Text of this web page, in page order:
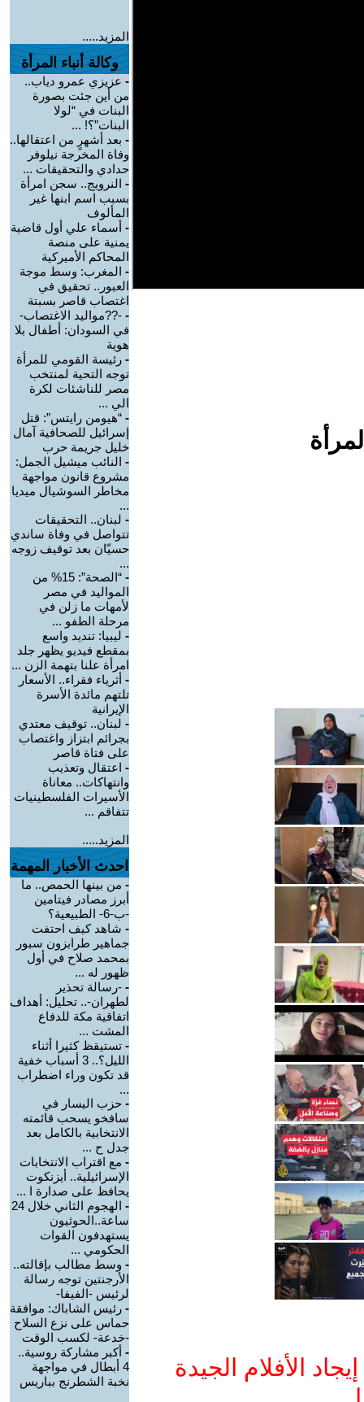
الأفلام الجيدة
المزيد.....
وكالة أنباء المرأة
- عزيزي عمرو دياب..
من أين جئت بصورة
البنات في “لولا
البنات”؟! ...
- بعد أشهرٍ من اعتقالها..
وفاة المخرجة نيلوفر
حدادي والتحقيقات ...
- النرويج.. سجن امرأة
بسبب اسم ابنها غير
المألوف
- أسماء علي أول قاضية
يمنية على منصة
المحاكم الأميركية
- المغرب: وسط موجة
العبور.. تحقيق في
اغتصاب قاصر بسبتة
- -??مواليد الاغتصاب-
في السودان: أطفال بلا
هوية
- رئيسة القومي للمرأة
توجه التحية لمنتخب
مصر للناشئات لكرة
الي ...
- “هيومن رايتس”: قتل
إسرائيل للصحافية آمال
خليل جريمة حرب
- النائب ميشيل الجمل:
مشروع قانون مواجهة
مخاطر السوشيال ميديا
...
- لبنان.. التحقيقات
تتواصل في وفاة ساندي
حسيّان بعد توقيف زوجه
...
-
“الصحة”: 15% من
المواليد في مصر
لأمهات ما زلن في
مرحلة الطفو ...
- ليبيا: تنديد واسع
بمقطع فيديو يظهر جلد
امرأة علنا بتهمة الزن ...
- أثرياء فقراء.. الأسعار
تلتهم مائدة الأسرة
الإيرانية
- لبنان.. توقيف معتدي
بجرائم ابتزاز واغتصاب
على فتاة قاصر
- اعتقال وتعذيب
وانتهاكات.. معاناة
الأسيرات الفلسطينيات
تتفاقم ...
المزيد.....
احدث الأخبار المهمة
- من بينها الحمص.. ما
أبرز مصادر فيتامين
-ب-6- الطبيعية؟
- شاهد كيف احتفت
جماهير طرابزون سبور
بمحمد صلاح في أول
ظهور له ...
- -رسالة تحذير
لطهران-.. تحليل: أهداف
اتفاقية مكة للدفاع
المشت ...
- تستيقظ كثيرا أثناء
الليل؟.. 3 أسباب خفية
قد تكون وراء اضطراب
...
- حزب اليسار في
سافخو يسحب قائمته
الانتخابية بالكامل بعد
جدل ح ...
- مع اقتراب الانتخابات
الإسرائيلية.. أيزنكوت
يحافظ على صدارة ا ...
-
الهجوم الثاني خلال 24
ساعة..الحوثيون
يستهدفون القوات
الحكومي ...
- وسط مطالب بإقالته..
الأرجنتين توجه رسالة
لرئيس -الفيفا-
- رئيس الشاباك: موافقة
حماس على نزع السلاح
-خدعة- لكسب الوقت
- أكبر مشاركة روسية..
4 أبطال في مواجهة
نخبة الشطرنج بباريس